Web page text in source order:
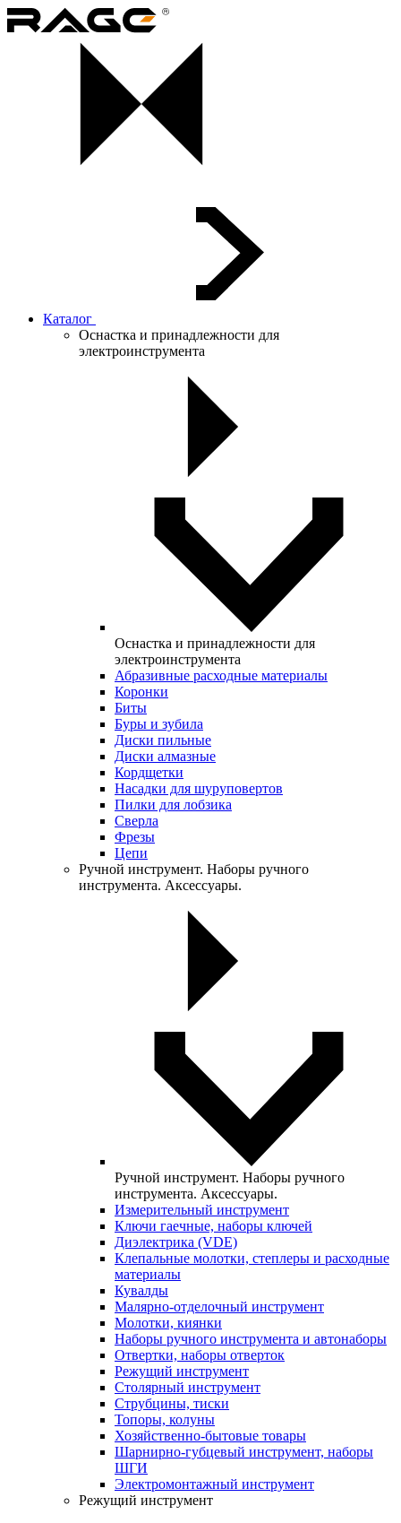
Каталог
Оснастка и принадлежности для
электроинструмента
Оснастка и принадлежности для
электроинструмента
Абразивные расходные материалы
Коронки
Биты
Буры и зубила
Диски пильные
Диски алмазные
Кордщетки
Насадки для шуруповертов
Пилки для лобзика
Сверла
Фрезы
Цепи
Ручной инструмент. Наборы ручного
инструмента. Аксессуары.
Ручной инструмент. Наборы ручного
инструмента. Аксессуары.
Измерительный инструмент
Ключи гаечные, наборы ключей
Диэлектрика (VDE)
Клепальные молотки, степлеры и расходные
материалы
Кувалды
Малярно-отделочный инструмент
Молотки, киянки
Наборы ручного инструмента и автонаборы
Отвертки, наборы отверток
Режущий инструмент
Столярный инструмент
Струбцины, тиски
Топоры, колуны
Хозяйственно-бытовые товары
Шарнирно-губцевый инструмент, наборы
ШГИ
Электромонтажный инструмент
Режущий инструмент